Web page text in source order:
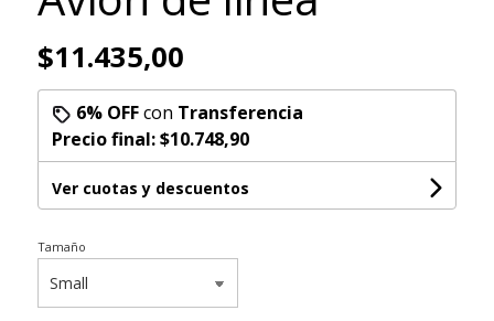
$11.435,00
6% OFFcon Transferencia
Precio final:$10.748,90
Ver cuotas y descuentos
Tamaño